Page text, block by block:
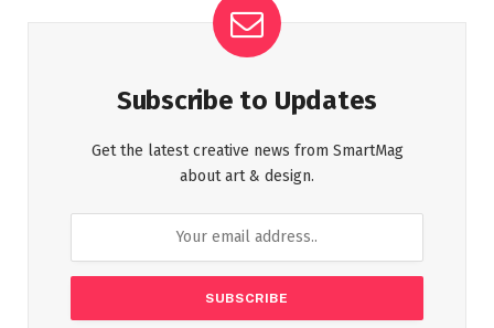
Subscribe to Updates
Get the latest creative news from SmartMag
about art & design.